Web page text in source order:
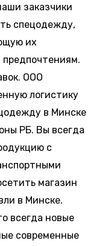
заказчики
спецодежду,
их
ООО
логистику
в Минске
РБ. Вы всегда
с
магазин
в Минске.
всегда новые
современные